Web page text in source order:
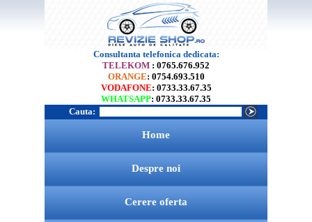
Consultanta telefonica dedicata:
TELEKOM : 0765.676.952
ORANGE: 0754.693.510
VODAFONE: 0733.33.67.35
WHATSAPP: 0733.33.67.35
Cauta:
Home
Despre noi
Cerere oferta